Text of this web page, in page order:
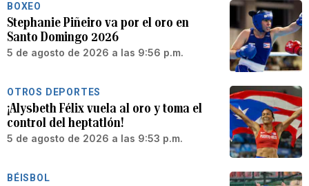
BOXEO
Stephanie Piñeiro va por el oro en
Santo Domingo 2026
5 de agosto de 2026 a las 9:56 p.m.
OTROS DEPORTES
¡Alysbeth Félix vuela al oro y toma el
control del heptatlón!
5 de agosto de 2026 a las 9:53 p.m.
BÉISBOL